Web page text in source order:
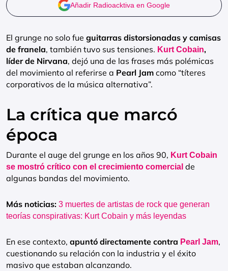
Añadir Radioacktiva en Google
El grunge no solo fue guitarras distorsionadas y camisas
de franela, también tuvo sus tensiones. Kurt Cobain,
líder de Nirvana, dejó una de las frases más polémicas
del movimiento al referirse a Pearl Jam como “títeres
corporativos de la música alternativa”.
La crítica que marcó
época
Durante el auge del grunge en los años 90, Kurt Cobain
se mostró crítico con el crecimiento comercial de
algunas bandas del movimiento.
Más noticias: 3 muertes de artistas de rock que generan
teorías conspirativas: Kurt Cobain y más leyendas
En ese contexto, apuntó directamente contra Pearl Jam,
cuestionando su relación con la industria y el éxito
masivo que estaban alcanzando.